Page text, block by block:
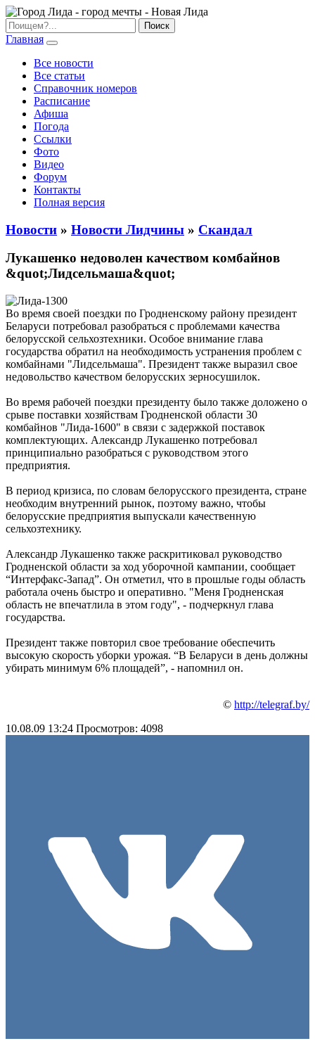
Главная
Все новости
Все статьи
Справочник номеров
Расписание
Афиша
Погода
Ссылки
Фото
Видео
Форум
Контакты
Полная версия
Новости » Новости Лидчины » Скандал
Лукашенко недоволен качеством комбайнов
&quot;Лидсельмаша&quot;
Во время своей поездки по Гродненскому району президент
Беларуси потребовал разобраться с проблемами качества
белорусской сельхозтехники. Особое внимание глава
государства обратил на необходимость устранения проблем с
комбайнами "Лидсельмаша". Президент также выразил свое
недовольство качеством белорусских зерносушилок.
Во время рабочей поездки президенту было также доложено о
срыве поставки хозяйствам Гродненской области 30
комбайнов "Лида-1600" в связи с задержкой поставок
комплектующих. Александр Лукашенко потребовал
принципиально разобраться с руководством этого
предприятия.
В период кризиса, по словам белорусского президента, стране
необходим внутренний рынок, поэтому важно, чтобы
белорусские предприятия выпускали качественную
сельхозтехнику.
Александр Лукашенко также раскритиковал руководство
Гродненской области за ход уборочной кампании, сообщает
“Интерфакс-Запад”. Он отметил, что в прошлые годы область
работала очень быстро и оперативно. "Меня Гродненская
область не впечатлила в этом году", - подчеркнул глава
государства.
Президент также повторил свое требование обеспечить
высокую скорость уборки урожая. “В Беларуси в день должны
убирать минимум 6% площадей”, - напомнил он.
© http://telegraf.by/
10.08.09 13:24 Просмотров: 4098